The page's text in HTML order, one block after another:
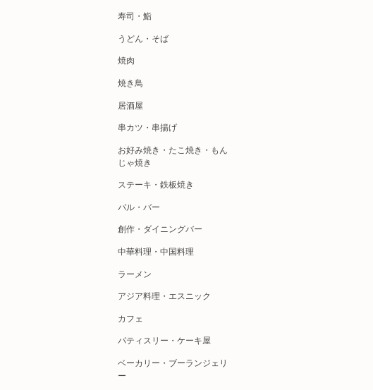
寿司・鮨
うどん・そば
焼肉
焼き鳥
居酒屋
串カツ・串揚げ
お好み焼き・たこ焼き・もん
じゃ焼き
ステーキ・鉄板焼き
バル・バー
創作・ダイニングバー
中華料理・中国料理
ラーメン
アジア料理・エスニック
カフェ
パティスリー・ケーキ屋
ベーカリー・ブーランジェリ
ー